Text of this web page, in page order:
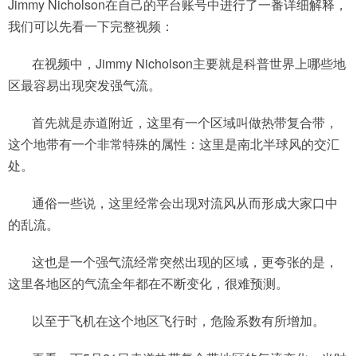
Jimmy Nicholson在自己的平台账号中进行了一番详细解释，
我们可以先看一下完整视频：
在视频中，Jimmy Nicholson主要就是科普世界上哪些地
区最容易出现突发强气流。
首先就是赤道附近，这里有一个区域叫做热带复合带，
这个地带有一个非常特殊的属性：这里是南北半球风的交汇
处。
通俗一些说，这里经常会出现对流风从而形成大家口中
的乱流。
这也是一个强气流经常突然出现的区域，更夸张的是，
这里各地区的气流全年都在不断变化，很难预测。
以至于飞机在这个地区飞行时，危险系数有所增加。